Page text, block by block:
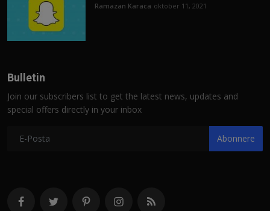
Ramazan Karaca oktober 11, 2021
Bulletin
Join our subscribers list to get the latest news, updates and
special offers directly in your inbox
Abonnere